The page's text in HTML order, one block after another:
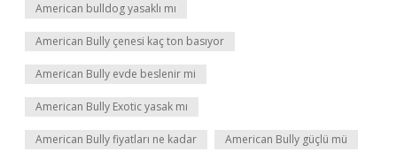
American bulldog yasaklı mı
American Bully çenesi kaç ton basıyor
American Bully evde beslenir mi
American Bully Exotic yasak mı
American Bully fiyatları ne kadar American Bully güçlü mü